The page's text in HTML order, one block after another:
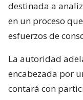
destinada a
en un proceso
esfuerzos de
La autoridad
encabezada por
contará con